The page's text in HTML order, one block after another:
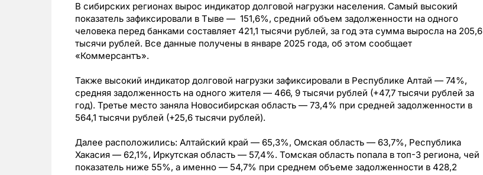
В сибирских регионах вырос индикатор долговой нагрузки населения. Самый высокий
показатель зафиксировали в Тыве — 151,6%, средний объем задолженности на одного
человека перед банками составляет 421,1 тысячи рублей, за год эта сумма выросла на 205,6
тысячи рублей. Все данные получены в январе 2025 года, об этом сообщает
«Коммерсантъ».
Также высокий индикатор долговой нагрузки зафиксировали в Республике Алтай — 74%,
средняя задолженность на одного жителя — 466, 9 тысячи рублей (+47,7 тысячи рублей за
год). Третье место заняла Новосибирская область — 73,4% при средней задолженности в
564,1 тысячи рублей (+25,6 тысячи рублей).
Далее расположились: Алтайский край — 65,3%, Омская область — 63,7%, Республика
Хакасия — 62,1%, Иркутская область — 57,4%. Томская область попала в топ-3 региона, чей
показатель ниже 55%, а именно — 54,7% при среднем объеме задолженности в 428,2